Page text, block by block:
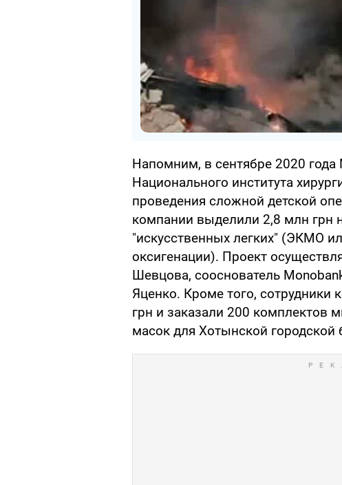
Напомним, в сентябре 2020
Национального института
проведения сложной детской
компании выделили 2,8 млн грн
"искусственных легких" (ЭКМО
оксигенации). Проект
Шевцова, сооснователь
Яценко. Кроме того, сотрудники
грн и заказали 200 комплектов
масок для Хотынской